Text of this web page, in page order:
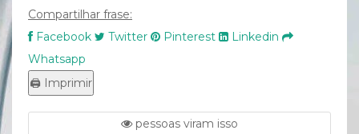
Compartilhar frase:
Facebook
Twitter Pinterest
Linkedin
Whatsapp
pessoas viram isso